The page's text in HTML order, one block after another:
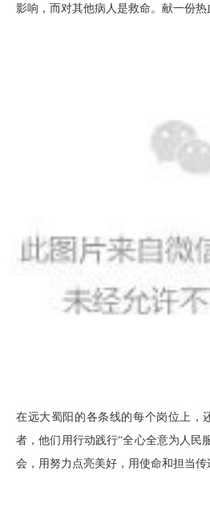
影响，而对其他病人是救命。献一份热
在远大蜀阳的各条线的每个岗位上，
者，他们用行动践行“全心全意为人民
会，用努力点亮美好，用使命和担当传